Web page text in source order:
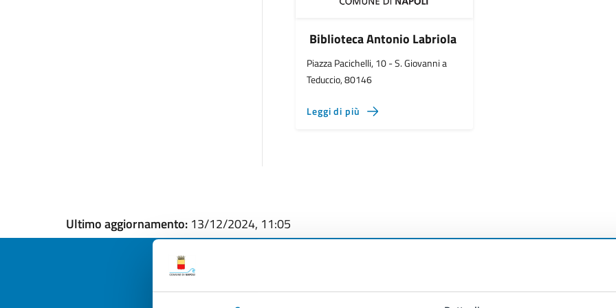
Biblioteca Antonio Labriola
Piazza Pacichelli, 10 - S. Giovanni a
Teduccio, 80146
Leggi di più
Ultimo aggiornamento: 13/12/2024, 11:05